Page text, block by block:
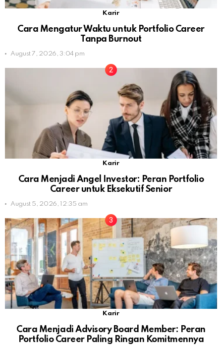
Karir
Cara Mengatur Waktu untuk Portfolio Career
Tanpa Burnout
August 7, 2026, 3:04 pm
Karir
Cara Menjadi Angel Investor: Peran Portfolio
Career untuk Eksekutif Senior
August 5, 2026, 12:35 am
Karir
Cara Menjadi Advisory Board Member: Peran
Portfolio Career Paling Ringan Komitmennya